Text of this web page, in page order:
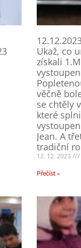
Ukaž, co
získali
věčně
se chtěly
které
Jean. A
tradiční
12. 12. 2023
Přečíst »